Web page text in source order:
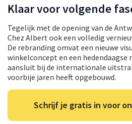
Klaar voor volgende
Tegelijk met de opening van de
Chez Albert ook een volledig
De rebranding omvat een nieuwe
winkelconcept en een hedendaagse
aansluit bij de internationale
voorbije jaren heeft opgebouwd.
Schrijf je gratis in voor